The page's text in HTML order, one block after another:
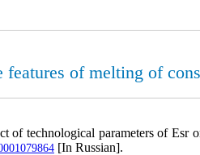
of melting of
technological parameters of Esr
[In Russian].